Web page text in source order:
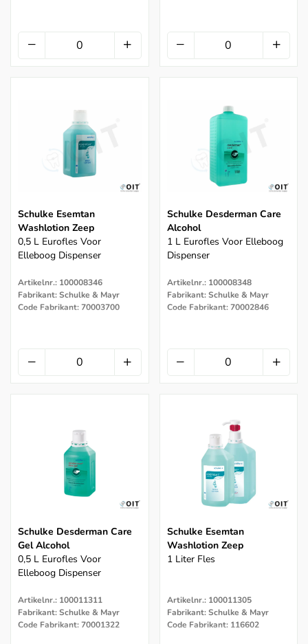
Schulke Esemtan
Washlotion Zeep
0,5 L Eurofles Voor
Elleboog Dispenser
Artikelnr.: 100008346
Fabrikant: Schulke & Mayr
Code Fabrikant: 70003700
Schulke Desderman Care
Alcohol
1 L Eurofles Voor Elleboog
Dispenser
Artikelnr.: 100008348
Fabrikant: Schulke & Mayr
Code Fabrikant: 70002846
Schulke Desderman Care
Gel Alcohol
0,5 L Eurofles Voor
Elleboog Dispenser
Artikelnr.: 100011311
Fabrikant: Schulke & Mayr
Code Fabrikant: 70001322
Schulke Esemtan
Washlotion Zeep
1 Liter Fles
Artikelnr.: 100011305
Fabrikant: Schulke & Mayr
Code Fabrikant: 116602